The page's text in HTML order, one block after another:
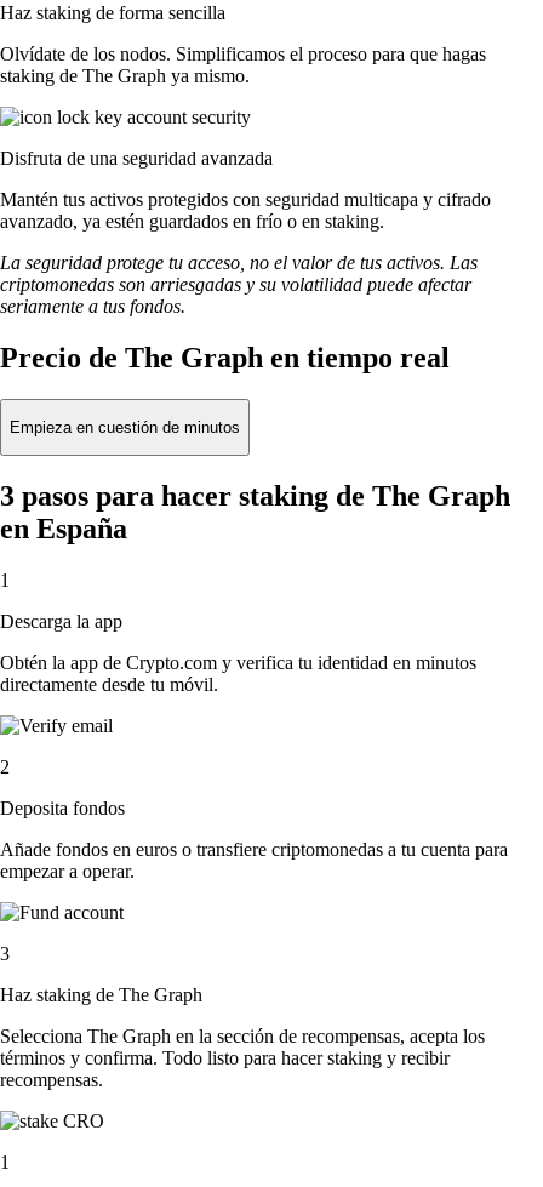
Haz staking de forma sencilla
Olvídate de los nodos. Simplificamos el proceso para que hagas
staking de The Graph ya mismo.
Disfruta de una seguridad avanzada
Mantén tus activos protegidos con seguridad multicapa y cifrado
avanzado, ya estén guardados en frío o en staking.
La seguridad protege tu acceso, no el valor de tus activos. Las
criptomonedas son arriesgadas y su volatilidad puede afectar
seriamente a tus fondos.
Precio de The Graph en tiempo real
Empieza en cuestión de minutos
3 pasos para hacer staking de The Graph
en España
1
Descarga la app
Obtén la app de Crypto.com y verifica tu identidad en minutos
directamente desde tu móvil.
2
Deposita fondos
Añade fondos en euros o transfiere criptomonedas a tu cuenta para
empezar a operar.
3
Haz staking de The Graph
Selecciona The Graph en la sección de recompensas, acepta los
términos y confirma. Todo listo para hacer staking y recibir
recompensas.
1